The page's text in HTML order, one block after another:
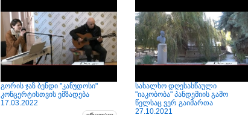
გორის ჯაზ ბენდი "კანუდოსი"
კონცერტისთვის ემზადება
17.03.2022
სახალხო დღესასწაული
"იაკობობა" პანდემიის გამო
წელსაც ვერ გაიმართა
27.10.2021